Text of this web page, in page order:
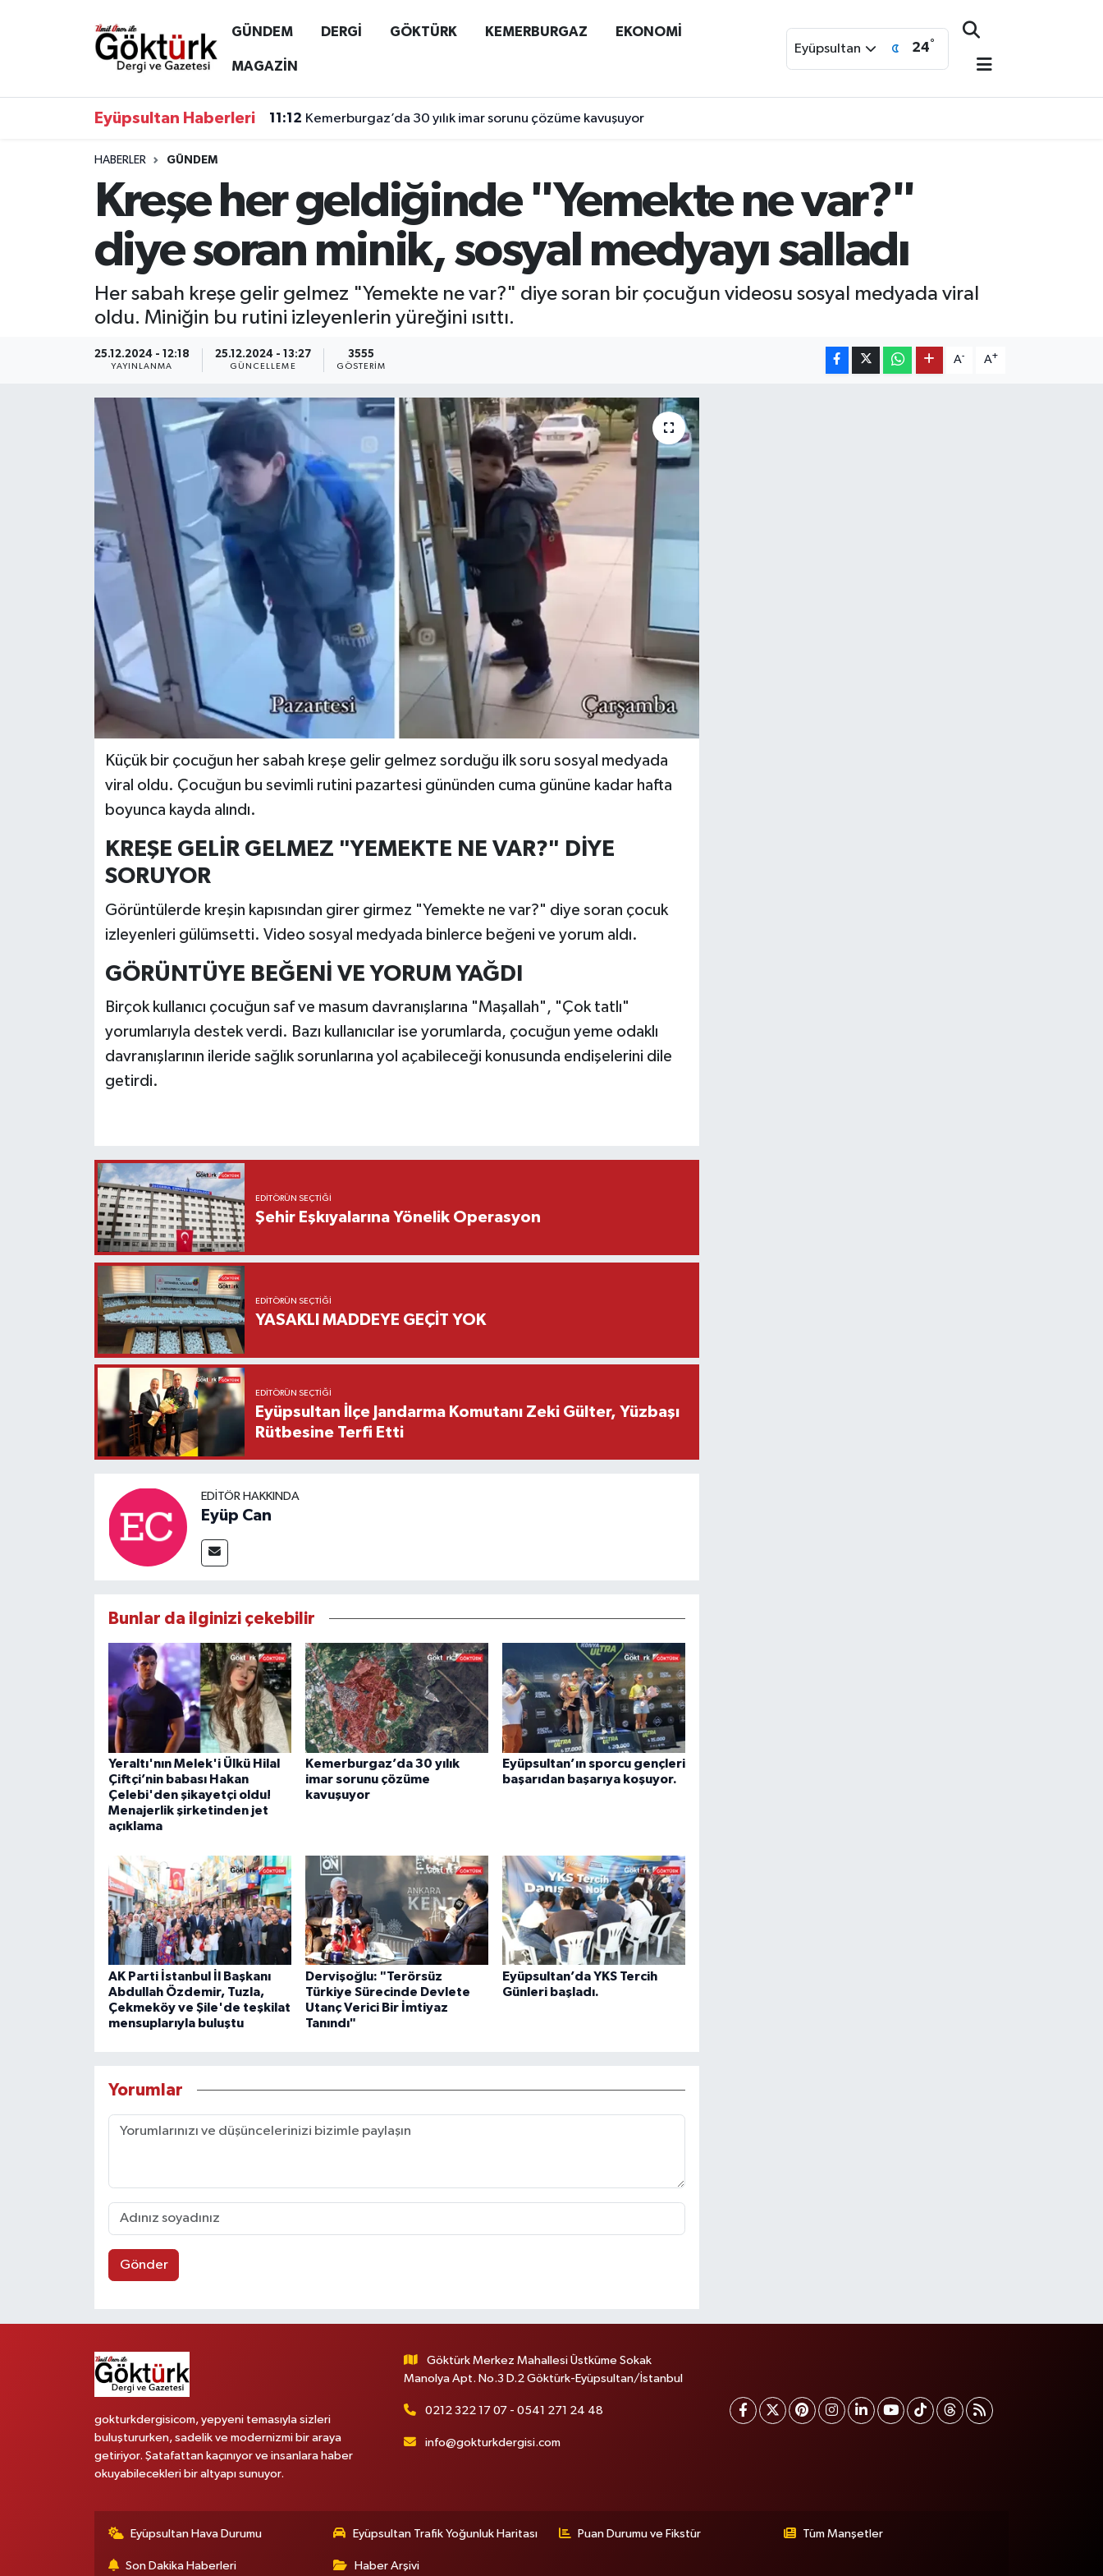
GÜNDEM DERGİ GÖKTÜRK KEMERBURGAZ EKONOMİ
MAGAZİN
Eyüpsultan 24°
Eyüpsultan Haberleri 11:12 Kemerburgaz’da 30 yılık imar sorunu çözüme kavuşuyor
HABERLER GÜNDEM
Kreşe her geldiğinde "Yemekte ne var?"
diye soran minik, sosyal medyayı salladı
Her sabah kreşe gelir gelmez "Yemekte ne var?" diye soran bir çocuğun videosu sosyal medyada viral
oldu. Miniğin bu rutini izleyenlerin yüreğini ısıttı.
25.12.2024 - 12:18
YAYINLANMA
25.12.2024 - 13:27
GÜNCELLEME
3555
GÖSTERIM
A- A+
Küçük bir çocuğun her sabah kreşe gelir gelmez sorduğu ilk soru sosyal medyada
viral oldu. Çocuğun bu sevimli rutini pazartesi gününden cuma gününe kadar hafta
boyunca kayda alındı.
KREŞE GELİR GELMEZ "YEMEKTE NE VAR?" DİYE
SORUYOR
Görüntülerde kreşin kapısından girer girmez "Yemekte ne var?" diye soran çocuk
izleyenleri gülümsetti. Video sosyal medyada binlerce beğeni ve yorum aldı.
GÖRÜNTÜYE BEĞENİ VE YORUM YAĞDI
Birçok kullanıcı çocuğun saf ve masum davranışlarına "Maşallah", "Çok tatlı"
yorumlarıyla destek verdi. Bazı kullanıcılar ise yorumlarda, çocuğun yeme odaklı
davranışlarının ileride sağlık sorunlarına yol açabileceği konusunda endişelerini dile
getirdi.
EDITÖRÜN SEÇTIĞI
Şehir Eşkıyalarına Yönelik Operasyon
EDITÖRÜN SEÇTIĞI
YASAKLI MADDEYE GEÇİT YOK
EDITÖRÜN SEÇTIĞI
Eyüpsultan İlçe Jandarma Komutanı Zeki Gülter, Yüzbaşı
Rütbesine Terfi Etti
EDITÖR HAKKINDA
Eyüp Can
Bunlar da ilginizi çekebilir
Yeraltı'nın Melek'i Ülkü Hilal
Çiftçi’nin babası Hakan
Çelebi'den şikayetçi oldu!
Menajerlik şirketinden jet
açıklama
Kemerburgaz’da 30 yılık
imar sorunu çözüme
kavuşuyor
Eyüpsultan’ın sporcu gençleri
başarıdan başarıya koşuyor.
AK Parti İstanbul İl Başkanı
Abdullah Özdemir, Tuzla,
Çekmeköy ve Şile'de teşkilat
mensuplarıyla buluştu
Dervişoğlu: "Terörsüz
Türkiye Sürecinde Devlete
Utanç Verici Bir İmtiyaz
Tanındı"
Eyüpsultan’da YKS Tercih
Günleri başladı.
Yorumlar
Gönder
gokturkdergisicom, yepyeni temasıyla sizleri
buluştururken, sadelik ve modernizmi bir araya
getiriyor. Şatafattan kaçınıyor ve insanlara haber
okuyabilecekleri bir altyapı sunuyor.
Göktürk Merkez Mahallesi Üstküme Sokak
Manolya Apt. No.3 D.2 Göktürk-Eyüpsultan/İstanbul
0212 322 17 07 - 0541 271 24 48
info@gokturkdergisi.com
Eyüpsultan Hava Durumu Eyüpsultan Trafik Yoğunluk Haritası Puan Durumu ve Fikstür Tüm Manşetler
Son Dakika Haberleri Haber Arşivi
Anne Çocuk
GÖKTÜRK
GÜNDEM
KEMERBURGAZ
KÜLTÜR - SANAT
MAGAZİN
TEKNOLOJİ
TİCARET
Eyüpsultan Hava Durumu
Tüm Manşetler
Son Dakika Haberleri